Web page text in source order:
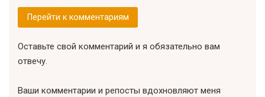
Перейти к комментариям
Оставьте свой комментарий и я обязательно вам
отвечу.
Ваши комментарии и репосты вдохновляют меня